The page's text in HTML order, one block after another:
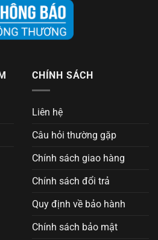
CHÍNH SÁCH
Liên hệ
Câu hỏi thường gặp
Chính sách giao hàng
Chính sách đổi trả
Quy định về bảo hành
Chính sách bảo mật